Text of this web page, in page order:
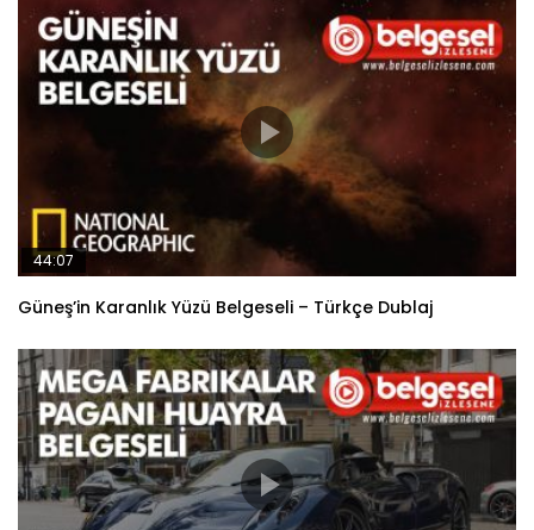
44:07
Güneş’in Karanlık Yüzü Belgeseli – Türkçe Dublaj